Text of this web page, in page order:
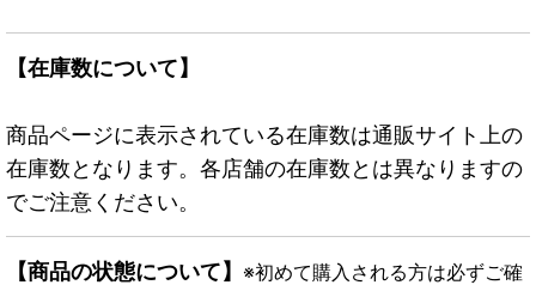
【在庫数について】
商品ページに表示されている在庫数は通販サイト上の
在庫数となります。各店舗の在庫数とは異なりますの
でご注意ください。
【商品の状態について】 ※初めて購入される方は必ずご確